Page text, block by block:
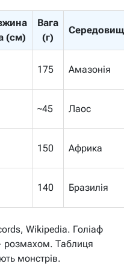
(см)
Вага
(г)
175 Амазонія
~45 Лаос
150 Африка
140 Бразилія
Wikipedia. Голіаф
Таблиця
монстрів.